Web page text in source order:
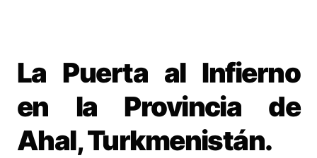
La Puerta al Infierno
en la Provincia de
Ahal, Turkmenistán.